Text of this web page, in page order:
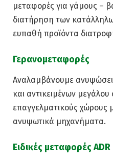
μεταφορές για γάμους –
διατήρηση των
ευπαθή προϊόντα
Γερανομεταφορές
Αναλαμβάνουμε
και αντικειμένων μεγάλου
επαγγελματικούς χώρους
ανυψωτικά μηχανήματα.
Ειδικές μεταφορές ADR